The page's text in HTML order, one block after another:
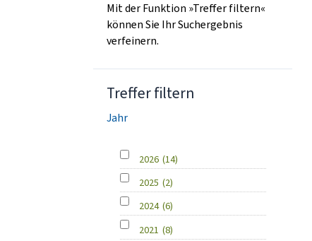
Mit der Funktion »Treffer filtern«
können Sie Ihr Suchergebnis
verfeinern.
Treffer filtern
Jahr
2026 (14)
2025 (2)
2024 (6)
2021 (8)